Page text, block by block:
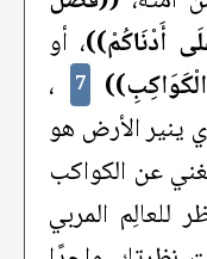
أَدْنَاكُمْ))، أو
7
،
ينير الأرض هو
عن الكواكب
للعالِم المربي